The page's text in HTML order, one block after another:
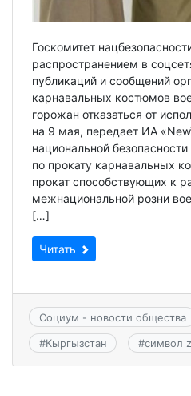
Госкомитет
распространением в
публикаций и сообщений
карнавальных костюмов
горожан отказаться от
на 9 мая, передает ИА
национальной
по прокату карнавальных
прокат способствующих к
межнациональной розни
[…]
Читать
Социум - новости общества
#Кыргызстан #символ z